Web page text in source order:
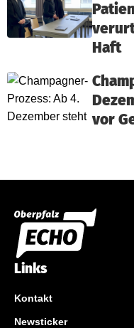
Haft
vor
Links
Kontakt
Newsticker